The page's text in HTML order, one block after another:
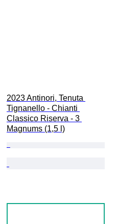
2023 Antinori, Tenuta
Tignanello - Chianti
Classico Riserva - 3
Magnums (1,5 l)